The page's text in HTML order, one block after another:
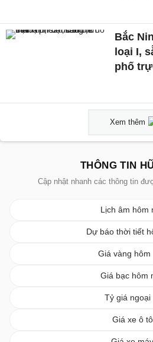
Bắc
loại I,
phố
Xem thêm
THÔNG TIN
Cập nhật nhanh các thông tin
Lịch âm hôm
Dự báo thời tiết
Giá vàng hôm
Giá bạc hôm
Tỷ giá ngoại
Giá xe ô tô